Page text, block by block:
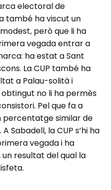
electoral de
també ha viscut un
però que li ha
vegada entrar a
ha estat a Sant
La CUP també ha
a Palau-solità i
obtingut no li ha permès
Pel que fa a
percentatge similar de
Sabadell, la CUP s’hi ha
vegada i ha
un resultat del qual la